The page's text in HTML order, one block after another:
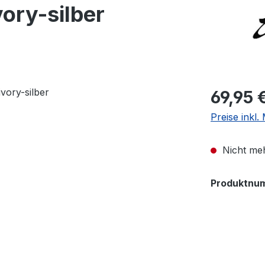
silber
Regulärer
69,95
Preise inkl.
Nicht